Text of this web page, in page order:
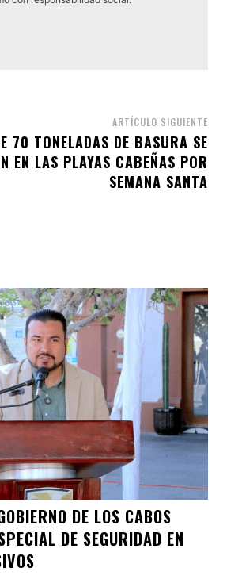
ARTÍCULO SIGUIENTE
70 TONELADAS DE BASURA SE
EN LAS PLAYAS CABEÑAS POR
SEMANA SANTA
DE LOS CABOS
DE SEGURIDAD EN